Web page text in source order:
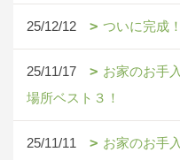
25/12/12 ついに完成
25/11/17
お家のお手
場所ベスト３！
25/11/11
お家のお手